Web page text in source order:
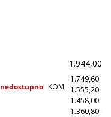
nedostupno KOM
1.944,00
1.749,60
1.555,20
1.458,00
1.360,80